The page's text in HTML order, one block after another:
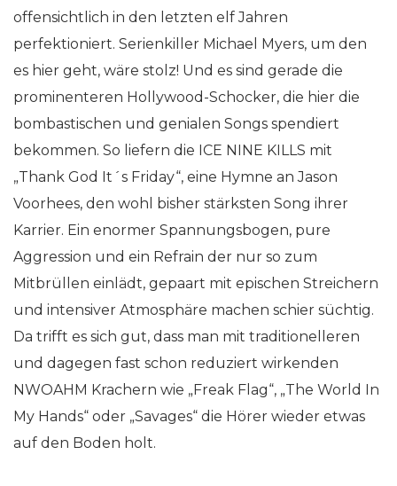
offensichtlich in den letzten elf Jahren
perfektioniert. Serienkiller Michael Myers, um den
es hier geht, wäre stolz! Und es sind gerade die
prominenteren Hollywood-Schocker, die hier die
bombastischen und genialen Songs spendiert
bekommen. So liefern die ICE NINE KILLS mit
„Thank God It´s Friday“, eine Hymne an Jason
Voorhees, den wohl bisher stärksten Song ihrer
Karrier. Ein enormer Spannungsbogen, pure
Aggression und ein Refrain der nur so zum
Mitbrüllen einlädt, gepaart mit epischen Streichern
und intensiver Atmosphäre machen schier süchtig.
Da trifft es sich gut, dass man mit traditionelleren
und dagegen fast schon reduziert wirkenden
NWOAHM Krachern wie „Freak Flag“, „The World In
My Hands“ oder „Savages“ die Hörer wieder etwas
auf den Boden holt.